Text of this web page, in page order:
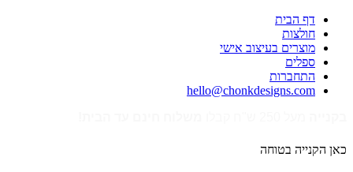
דף הבית
חולצות
מוצרים בעיצוב אישי
ספלים
התחברות
hello@chonkdesigns.com
כאן הקנייה בטוחה